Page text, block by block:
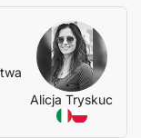
Alicja Tryskuc